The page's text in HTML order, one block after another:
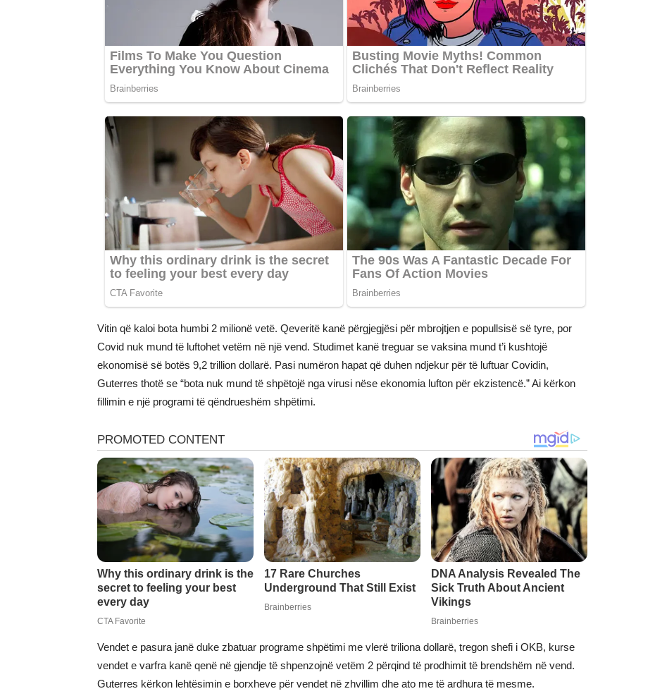
Vitin që kaloi bota humbi 2 milionë vetë. Qeveritë kanë përgjegjësi për mbrojtjen e popullsisë së tyre, por
Covid nuk mund të luftohet vetëm në një vend. Studimet kanë treguar se vaksina mund t’i kushtojë
ekonomisë së botës 9,2 trillion dollarë. Pasi numëron hapat që duhen ndjekur për të luftuar Covidin,
Guterres thotë se “bota nuk mund të shpëtojë nga virusi nëse ekonomia lufton për ekzistencë.” Ai kërkon
fillimin e një programi të qëndrueshëm shpëtimi.
Vendet e pasura janë duke zbatuar programe shpëtimi me vlerë triliona dollarë, tregon shefi i OKB, kurse
vendet e varfra kanë qenë në gjendje të shpenzojnë vetëm 2 përqind të prodhimit të brendshëm në vend.
Guterres kërkon lehtësimin e borxheve për vendet në zhvillim dhe ato me të ardhura të mesme.